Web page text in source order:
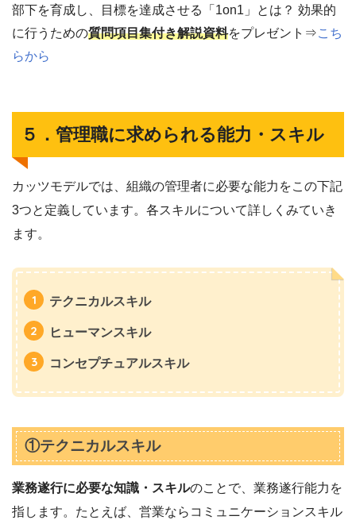
部下を育成し、目標を達成させる「1on1」とは？ 効果的
に行うための質問項目集付き解説資料をプレゼント⇒こち
らから
５．管理職に求められる能力・スキル
カッツモデルでは、組織の管理者に必要な能力をこの下記
3つと定義しています。各スキルについて詳しくみていき
ます。
テクニカルスキル
ヒューマンスキル
コンセプチュアルスキル
①テクニカルスキル
業務遂行に必要な知識・スキルのことで、業務遂行能力を
指します。たとえば、営業ならコミュニケーションスキル